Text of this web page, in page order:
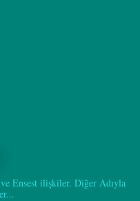
Ensest ilişkiler. Diğer Adıyla